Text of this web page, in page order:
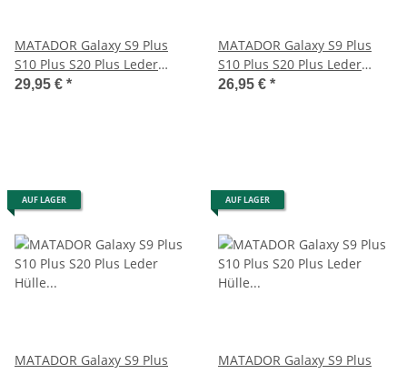
MATADOR Galaxy S9 Plus
S10 Plus S20 Plus Leder
Hülle Case Schwarz
29,95 € *
MATADOR Galaxy S9 Plus
S10 Plus S20 Plus Leder
Hülle Schwarz
26,95 € *
AUF LAGER
MATADOR Galaxy S9 Plus
AUF LAGER
MATADOR Galaxy S9 Plus